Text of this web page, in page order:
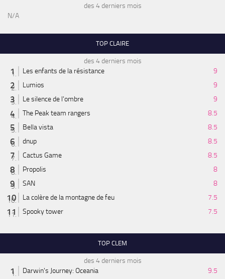
des 4 derniers mois
N/A
TOP CLAIRE
des 4 derniers mois
Les enfants de la résistance
9
Lumios
9
Le silence de l'ombre
9
The Peak team rangers
8.5
Bella vista
8.5
dnup
8.5
Cactus Game
8.5
Propolis
8
SAN
8
La colère de la montagne de feu
7.5
Spooky tower
7.5
TOP CLEM
des 4 derniers mois
Darwin's Journey: Oceania
9.5